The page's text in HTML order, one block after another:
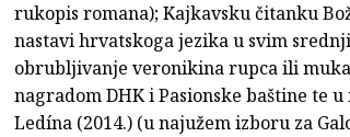
rukopis romana); Kajkavsku čitanku
nastavi hrvatskoga jezika u svim
obrubljivanje veronikina rupca ili
nagradom DHK i Pasionske baštine te
Ledína (2014.) (u najužem izboru za